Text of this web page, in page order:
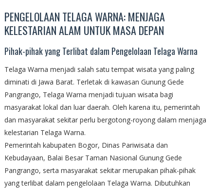
PENGELOLAAN TELAGA WARNA: MENJAGA
KELESTARIAN ALAM UNTUK MASA DEPAN
Pihak-pihak yang Terlibat dalam Pengelolaan Telaga Warna
Telaga Warna menjadi salah satu tempat wisata yang paling
diminati di Jawa Barat. Terletak di kawasan Gunung Gede
Pangrango, Telaga Warna menjadi tujuan wisata bagi
masyarakat lokal dan luar daerah. Oleh karena itu, pemerintah
dan masyarakat sekitar perlu bergotong-royong dalam menjaga
kelestarian Telaga Warna.
Pemerintah kabupaten Bogor, Dinas Pariwisata dan
Kebudayaan, Balai Besar Taman Nasional Gunung Gede
Pangrango, serta masyarakat sekitar merupakan pihak-pihak
yang terlibat dalam pengelolaan Telaga Warna. Dibutuhkan